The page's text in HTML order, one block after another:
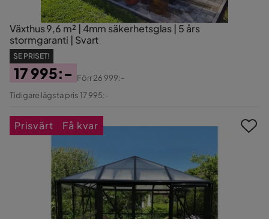
Växthus 9,6 m² | 4mm säkerhetsglas | 5 års
stormgaranti | Svart
SE PRISET!
Pris
17 995:-
Original
Förr26 999:-
Tidigare lägsta pris 17 995:-
Prisvärt Få kvar